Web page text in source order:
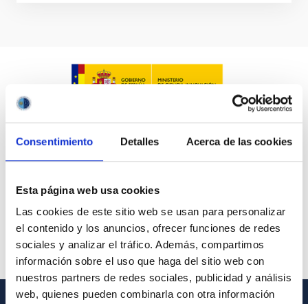
Consentimiento Detalles Acerca de las cookies
Esta página web usa cookies
Las cookies de este sitio web se usan para personalizar
el contenido y los anuncios, ofrecer funciones de redes
sociales y analizar el tráfico. Además, compartimos
información sobre el uso que haga del sitio web con
nuestros partners de redes sociales, publicidad y análisis
web, quienes pueden combinarla con otra información